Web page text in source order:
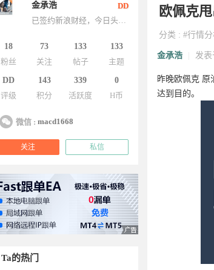
欧佩克
分类 : #行情
金承浩 发表
昨晚欧佩克 原
达到目的。
金承浩
DD
已签约新浪财经，今日头条财经优秀作家，微新：Macd1668，原创内容严禁搬运！
18
粉丝
73
关注
133
帖子
133
主题
DD
评级
143
积分
339
活跃度
0
H币
微信 : macd1668
关注 私信
Ta的热门